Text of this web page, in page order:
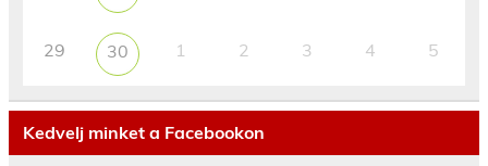
29 30 1 2 3 4 5
Kedvelj minket a Facebookon